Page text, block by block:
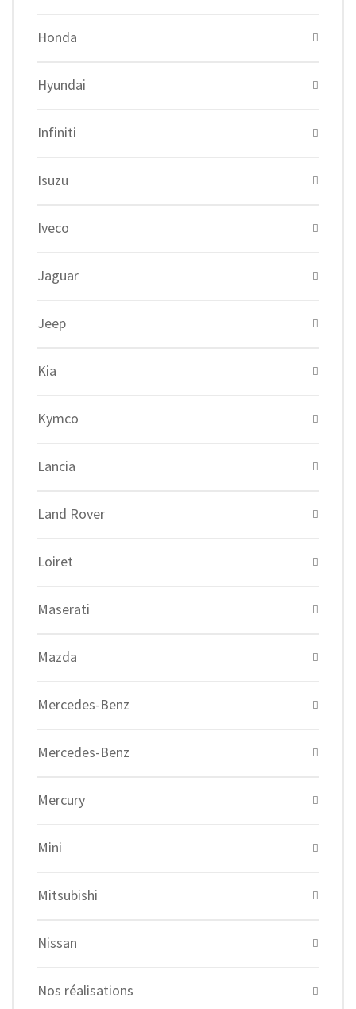
Honda
Hyundai
Infiniti
Isuzu
Iveco
Jaguar
Jeep
Kia
Kymco
Lancia
Land Rover
Loiret
Maserati
Mazda
Mercedes-Benz
Mercedes-Benz
Mercury
Mini
Mitsubishi
Nissan
Nos réalisations